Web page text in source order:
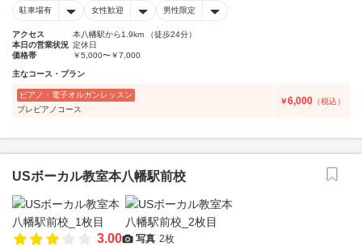
駐車場有 女性歓迎 男性限定
アクセス
本八幡駅から1.9km （徒歩24分）
本日の営業状況 定休日
価格帯
￥5,000〜￥7,000
主なコース・プラン
ピアノ・電子オルガンレッスン
プレピアノコース
￥6,000 （税込）
USボーカル教室本八幡駅前校
3.00 写真 2枚